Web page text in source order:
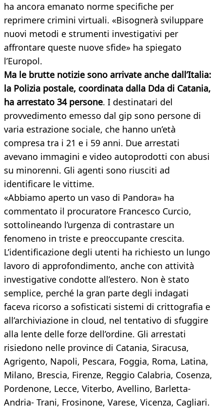
ha ancora emanato norme specifiche per
reprimere crimini virtuali. «Bisognerà sviluppare
nuovi metodi e strumenti investigativi per
affrontare queste nuove sfide» ha spiegato
l’Europol.
Ma le brutte notizie sono arrivate anche dall’Italia:
la Polizia postale, coordinata dalla Dda di Catania,
ha arrestato 34 persone. I destinatari del
provvedimento emesso dal gip sono persone di
varia estrazione sociale, che hanno un’età
compresa tra i 21 e i 59 anni. Due arrestati
avevano immagini e video autoprodotti con abusi
su minorenni. Gli agenti sono riusciti ad
identificare le vittime.
«Abbiamo aperto un vaso di Pandora» ha
commentato il procuratore Francesco Curcio,
sottolineando l’urgenza di contrastare un
fenomeno in triste e preoccupante crescita.
L’identificazione degli utenti ha richiesto un lungo
lavoro di approfondimento, anche con attività
investigative condotte all’estero. Non è stato
semplice, perché la gran parte degli indagati
faceva ricorso a sofisticati sistemi di crittografia e
all’archiviazione in cloud, nel tentativo di sfuggire
alla lente delle forze dell’ordine. Gli arrestati
risiedono nelle province di Catania, Siracusa,
Agrigento, Napoli, Pescara, Foggia, Roma, Latina,
Milano, Brescia, Firenze, Reggio Calabria, Cosenza,
Pordenone, Lecce, Viterbo, Avellino, Barletta-
Andria- Trani, Frosinone, Varese, Vicenza, Cagliari.